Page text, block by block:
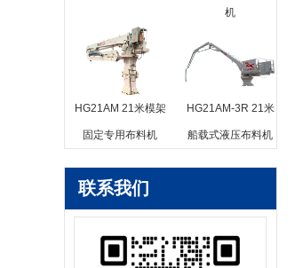
机
HG21AM 21米模架
固定专用布料机
HG21AM-3R 21米
船载式液压布料机
联系我们